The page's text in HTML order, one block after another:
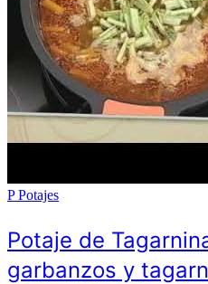
P Potajes
Potaje de
garbanzos y